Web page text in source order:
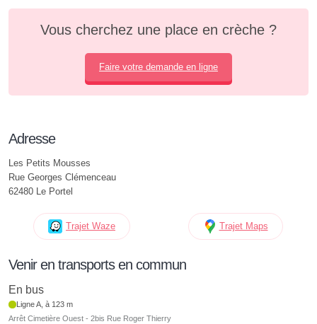
Vous cherchez une place en crèche ?
Faire votre demande en ligne
Adresse
Les Petits Mousses
Rue Georges Clémenceau
62480 Le Portel
Trajet Waze Trajet Maps
Venir en transports en commun
En bus
Ligne A, à 123 m
Arrêt Cimetière Ouest - 2bis Rue Roger Thierry